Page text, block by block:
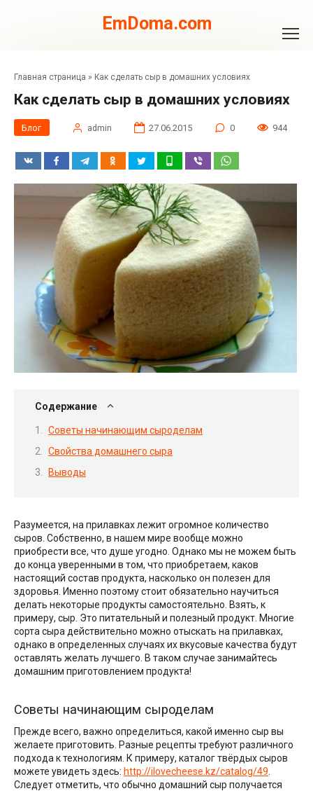
EmDoma.com
Главная страница » Как сделать сыр в домашних условиях
Как сделать сыр в домашних условиях
Блог admin 27.06.2015 0 944
Содержание
Советы начинающим сыроделам
Свойства домашнего сыра
Выводы
Разумеется, на прилавках лежит огромное количество
сыров. Собственно, в нашем мире вообще можно
приобрести все, что душе угодно. Однако мы не можем быть
до конца уверенными в том, что приобретаем, каков
настоящий состав продукта, насколько он полезен для
здоровья. Именно поэтому стоит обязательно научиться
делать некоторые продукты самостоятельно. Взять, к
примеру, сыр. Это питательный и полезный продукт. Многие
сорта сыра действительно можно отыскать на прилавках,
однако в определенных случаях их вкусовые качества будут
оставлять желать лучшего. В таком случае занимайтесь
домашним приготовлением продукта!
Советы начинающим сыроделам
Прежде всего, важно определиться, какой именно сыр вы
желаете приготовить. Разные рецепты требуют различного
подхода к технологиям. К примеру, каталог твёрдых сыров
можете увидеть здесь: http://ilovecheese.kz/catalog/49
Следует отметить, что обычно домашний сыр получается